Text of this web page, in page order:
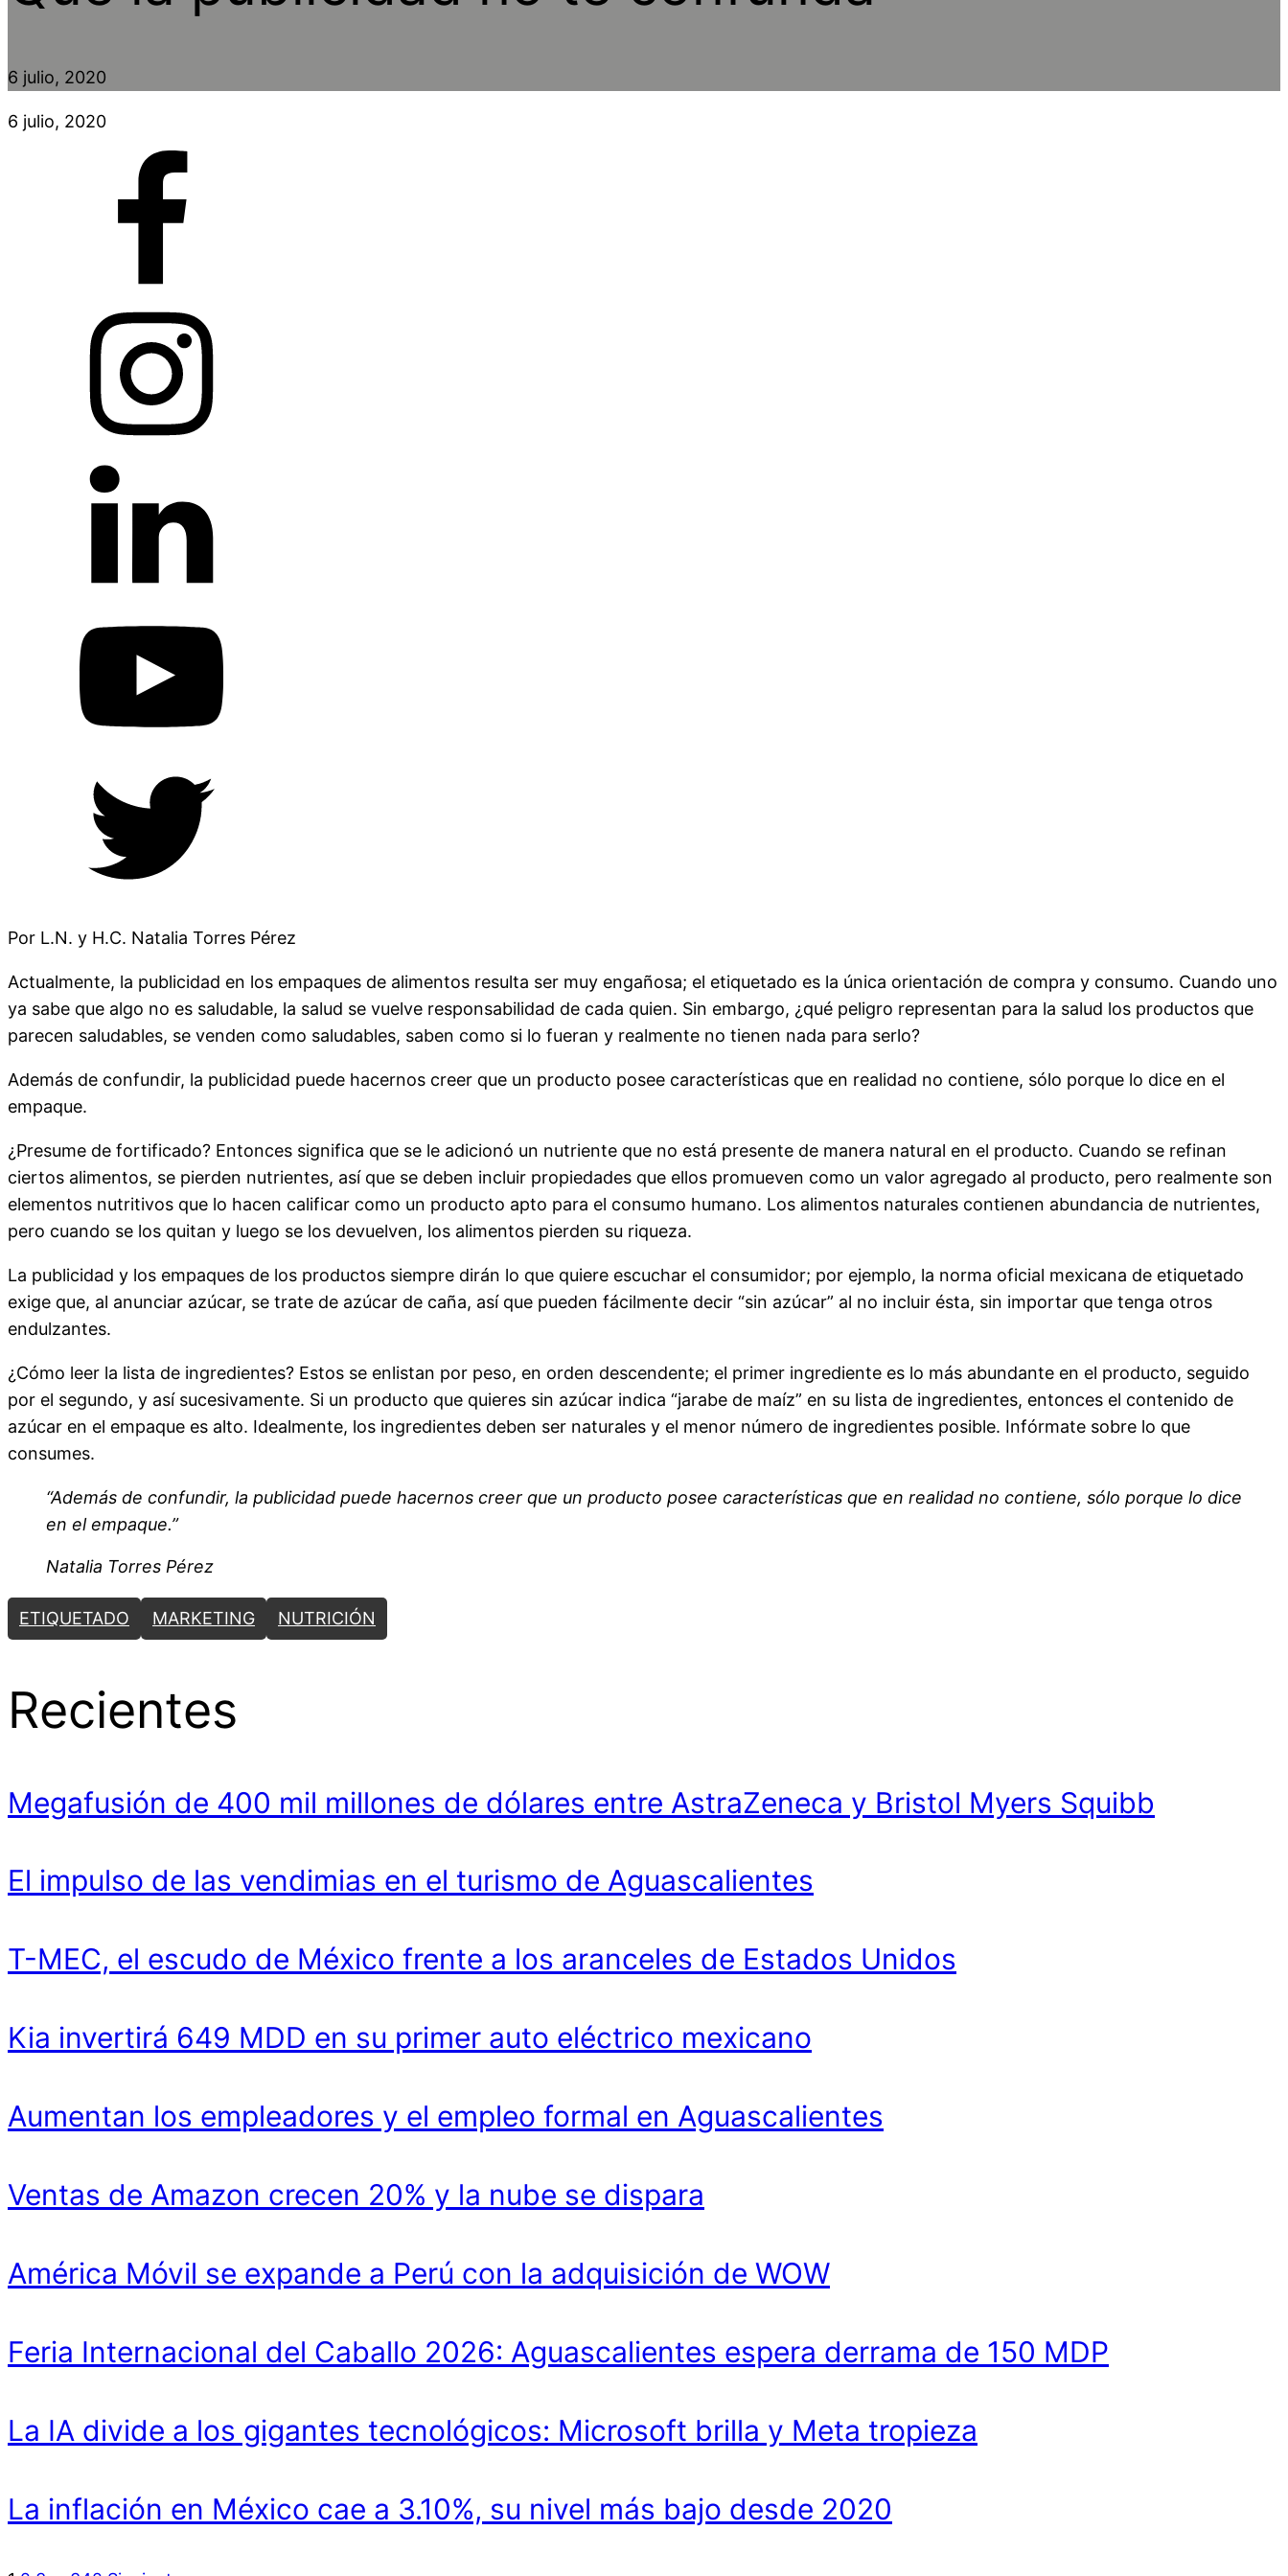
6 julio, 2020
6 julio, 2020
Por L.N. y H.C. Natalia Torres Pérez
Actualmente, la publicidad en los empaques de alimentos resulta ser muy engañosa; el etiquetado es la única orientación de compra y consumo. Cuando uno
ya sabe que algo no es saludable, la salud se vuelve responsabilidad de cada quien. Sin embargo, ¿qué peligro representan para la salud los productos que
parecen saludables, se venden como saludables, saben como si lo fueran y realmente no tienen nada para serlo?
Además de confundir, la publicidad puede hacernos creer que un producto posee características que en realidad no contiene, sólo porque lo dice en el
empaque.
¿Presume de fortificado? Entonces significa que se le adicionó un nutriente que no está presente de manera natural en el producto. Cuando se refinan
ciertos alimentos, se pierden nutrientes, así que se deben incluir propiedades que ellos promueven como un valor agregado al producto, pero realmente son
elementos nutritivos que lo hacen calificar como un producto apto para el consumo humano. Los alimentos naturales contienen abundancia de nutrientes,
pero cuando se los quitan y luego se los devuelven, los alimentos pierden su riqueza.
La publicidad y los empaques de los productos siempre dirán lo que quiere escuchar el consumidor; por ejemplo, la norma oficial mexicana de etiquetado
exige que, al anunciar azúcar, se trate de azúcar de caña, así que pueden fácilmente decir “sin azúcar” al no incluir ésta, sin importar que tenga otros
endulzantes.
¿Cómo leer la lista de ingredientes? Estos se enlistan por peso, en orden descendente; el primer ingrediente es lo más abundante en el producto, seguido
por el segundo, y así sucesivamente. Si un producto que quieres sin azúcar indica “jarabe de maíz” en su lista de ingredientes, entonces el contenido de
azúcar en el empaque es alto. Idealmente, los ingredientes deben ser naturales y el menor número de ingredientes posible. Infórmate sobre lo que
consumes.
“Además de confundir, la publicidad puede hacernos creer que un producto posee características que en realidad no contiene, sólo porque lo dice
en el empaque.”
Natalia Torres Pérez
ETIQUETADO MARKETING NUTRICIÓN
Recientes
Megafusión de 400 mil millones de dólares entre AstraZeneca y Bristol Myers Squibb
El impulso de las vendimias en el turismo de Aguascalientes
T-MEC, el escudo de México frente a los aranceles de Estados Unidos
Kia invertirá 649 MDD en su primer auto eléctrico mexicano
Aumentan los empleadores y el empleo formal en Aguascalientes
Ventas de Amazon crecen 20% y la nube se dispara
América Móvil se expande a Perú con la adquisición de WOW
Feria Internacional del Caballo 2026: Aguascalientes espera derrama de 150 MDP
La IA divide a los gigantes tecnológicos: Microsoft brilla y Meta tropieza
La inflación en México cae a 3.10%, su nivel más bajo desde 2020